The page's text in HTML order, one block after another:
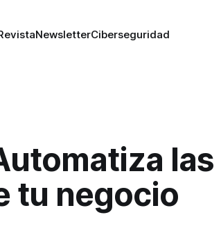
NewsletterCiberseguridad
las
tu negocio